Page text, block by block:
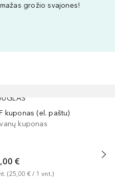
grožio svajones!
kuponas (el. paštu)
kuponas
€
(25,00 € / 1 vnt.)